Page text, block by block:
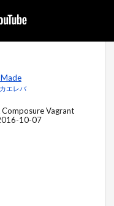
カエレバ
Composure Vagrant
10-07